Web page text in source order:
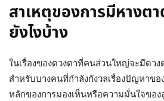
สาเหตุของการมีหางต
ยังไงบ้าง
ในเรื่องของดวงตาที่คนส่วนใหญ่จะมีดว
สำหรับบางคนที่กำลังกังวลเรื่องปัญหาข
หลักของการมองเห็นหรือความมั่นใจขอ